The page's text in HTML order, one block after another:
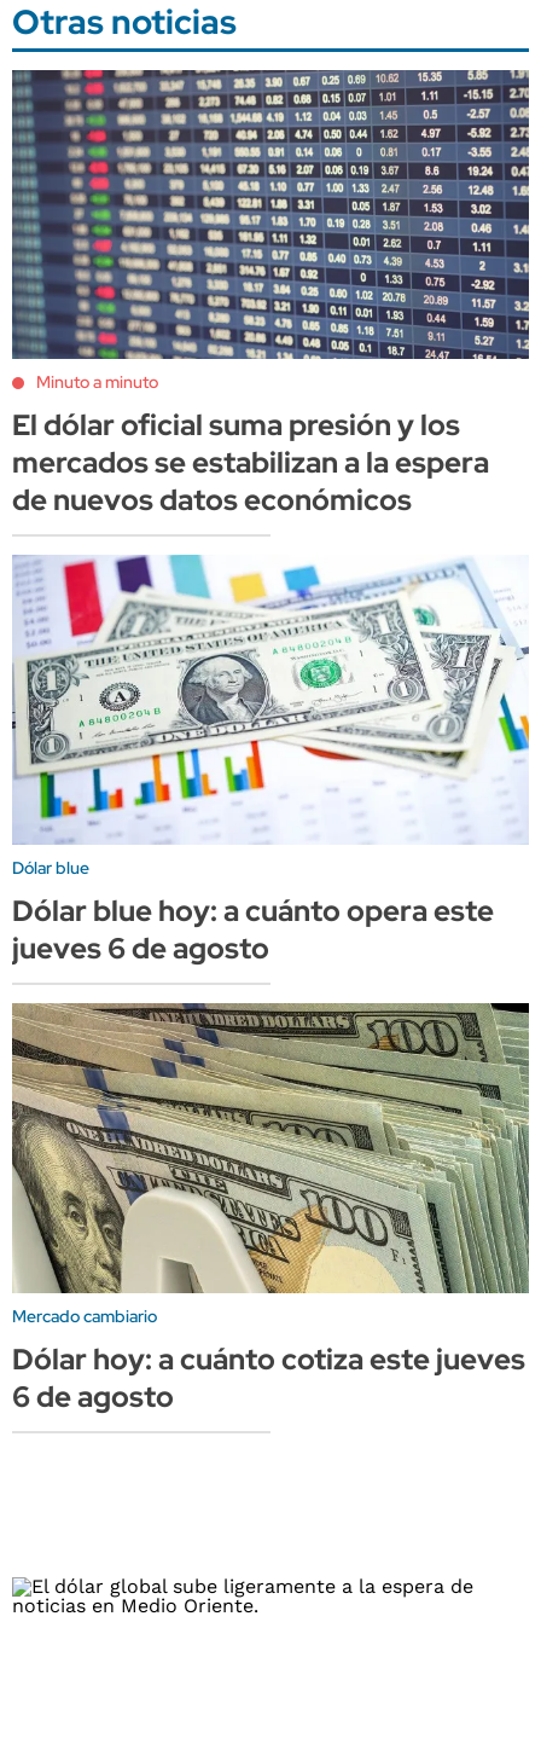
Otras noticias
Minuto a minuto
El dólar oficial suma presión y los
mercados se estabilizan a la espera
de nuevos datos económicos
Dólar blue
Dólar blue hoy: a cuánto opera este
jueves 6 de agosto
Mercado cambiario
Dólar hoy: a cuánto cotiza este jueves
6 de agosto